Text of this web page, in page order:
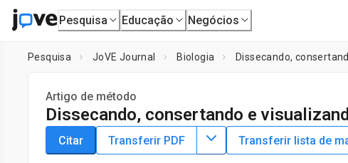
Pesquisa Educação Negócios
Pesquisa JoVE Journal Biologia Dissecando,
Artigo de método
Dissecando, consertando e
DOI: 10.3791/63682 ⸱ 6 de abril de 2022
James S. White1,2,Kimberly S. LaFever2,Andrea Page-McCaw1,
Citar Transferir PDF Transferir lista de